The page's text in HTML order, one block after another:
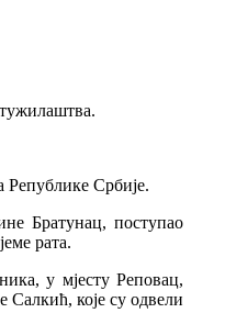
Србије.
Братунац, поступао
рата.
у мјесту Реповац,
које су одвели